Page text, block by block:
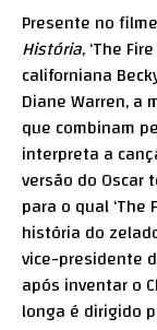
Presente no filme
História, ‘The
californiana
Diane Warren,
que combinam
interpreta a
versão do Oscar
para o qual ‘The
história do
vice-presidente
após inventar o
longa é dirigido